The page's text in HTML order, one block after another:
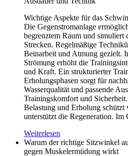
Wichtige Aspekte für das
Die Gegenstromanlage
begrenztem Raum und simuliert
Strecken. Regelmäßige
Beinarbeit und Atmung gezielt.
Strömung erhöht die
und Kraft. Ein strukturierter
Erholungsphasen sorgt für
Wasserqualität und passende
Trainingskomfort und
Belastung und Erholung schützt
unterstützt die Regeneration.
Weiterlesen
Warum der richtige Sitzwinkel
gegen Muskelermüdung wirkt